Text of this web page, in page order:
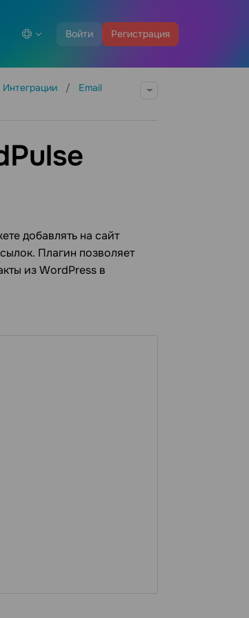
Войти Регистрация
Интеграции
Email
добавлять на сайт
Плагин позволяет
из WordPress в